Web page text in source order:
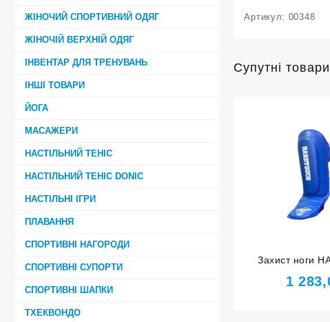
ЖІНОЧИЙ СПОРТИВНИЙ ОДЯГ
ЖІНОЧІЙ ВЕРХНІЙ ОДЯГ
ІНВЕНТАР ДЛЯ ТРЕНУВАНЬ
ІНШІ ТОВАРИ
ЙОГА
МАСАЖЕРИ
НАСТІЛЬНИЙ ТЕНІС
НАСТІЛЬНИЙ ТЕНІС DONIC
НАСТІЛЬНІ ІГРИ
ПЛАВАННЯ
СПОРТИВНІ НАГОРОДИ
СПОРТИВНІ СУПОРТИ
СПОРТИВНІ ШАПКИ
ТХЕКВОНДО
Артикул: 00348
Супутні товари
Захист ноги
синій розмір
1